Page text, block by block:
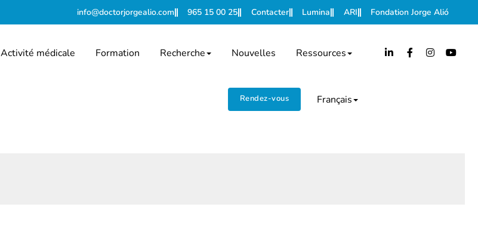
info@doctorjorgealio.com 965 15 00 25 Contacter Lumina ARI Fondation Jorge Alió
Activité médicale Formation Recherche Nouvelles Ressources
Rendez-vous Français